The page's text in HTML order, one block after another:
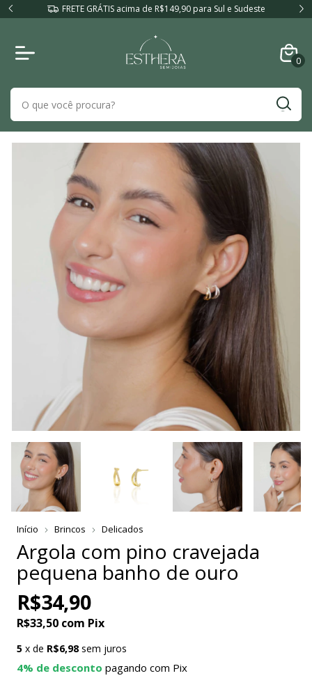
FRETE GRÁTIS acima de R$149,90 para Sul e Sudeste
0
Início Brincos Delicados
Argola com pino cravejada
pequena banho de ouro
R$34,90
R$33,50 com Pix
5 x de R$6,98 sem juros
4% de desconto pagando com Pix